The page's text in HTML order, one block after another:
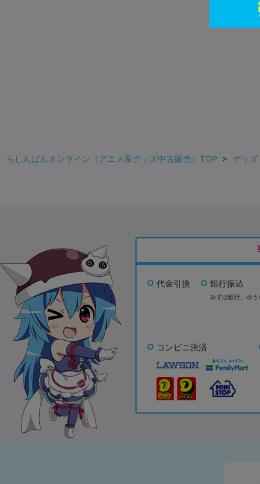
らしんばんオンライン（アニメ系グッズ中古販売）TOP > グッズ
代金引換 銀行振込
みずほ銀行、 ゆう
コンビニ決済